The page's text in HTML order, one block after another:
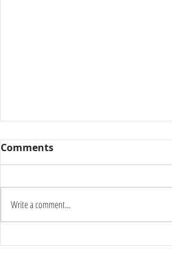
Καύσωνας δύο ημερών:
Comments
Write a comment...